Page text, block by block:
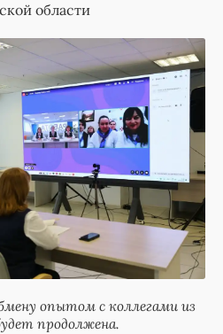
области
опытом с коллегами из
продолжена.